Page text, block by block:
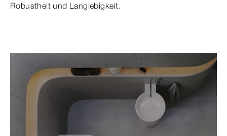
Robustheit und Langlebigkeit.